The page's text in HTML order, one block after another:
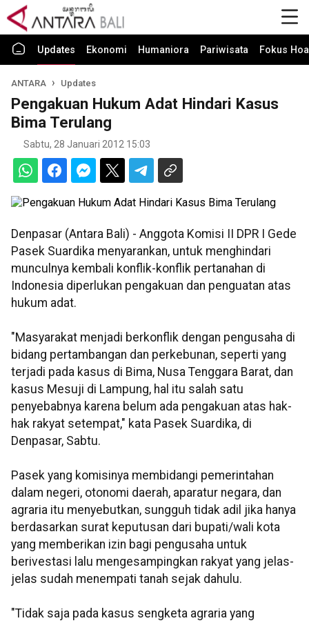
Updates Ekonomi Humaniora Pariwisata Fokus
ANTARA Updates
Pengakuan Hukum Adat Hindari Kasus
Bima Terulang
Sabtu, 28 Januari 2012 15:03
Denpasar (Antara Bali) - Anggota Komisi II DPR I Gede
Pasek Suardika menyarankan, untuk menghindari
munculnya kembali konflik-konflik pertanahan di
Indonesia diperlukan pengakuan dan penguatan atas
hukum adat.
"Masyarakat menjadi berkonflik dengan pengusaha di
bidang pertambangan dan perkebunan, seperti yang
terjadi pada kasus di Bima, Nusa Tenggara Barat, dan
kasus Mesuji di Lampung, hal itu salah satu
penyebabnya karena belum ada pengakuan atas hak-
hak rakyat setempat," kata Pasek Suardika, di
Denpasar, Sabtu.
Pasek yang komisinya membidangi pemerintahan
dalam negeri, otonomi daerah, aparatur negara, dan
agraria itu menyebutkan, sungguh tidak adil jika hanya
berdasarkan surat keputusan dari bupati/wali kota
yang memberikan izin bagi pengusaha untuk
berivestasi lalu mengesampingkan rakyat yang jelas-
jelas sudah menempati tanah sejak dahulu.
"Tidak saja pada kasus sengketa agraria yang